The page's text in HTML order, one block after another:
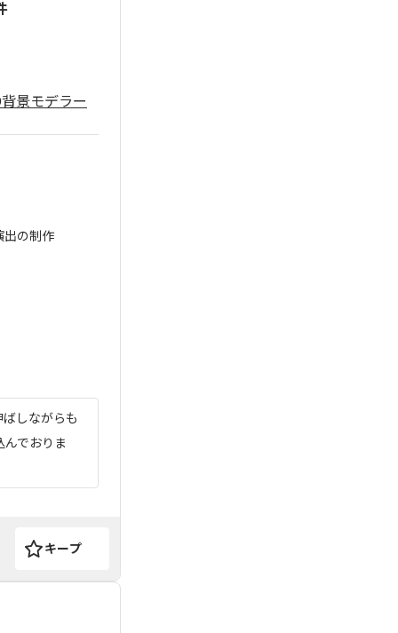
景モデラー
出の制作
しながらも
でおりま
キープ